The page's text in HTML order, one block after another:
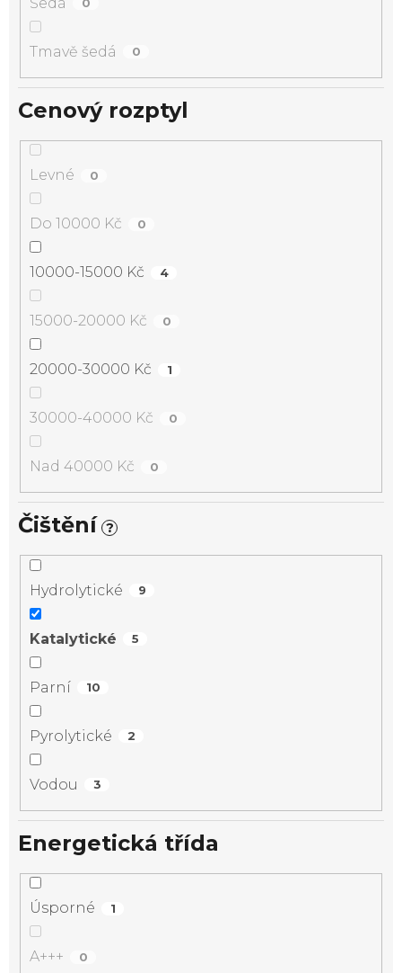
Tmavě šedá 0
Cenový rozptyl
Levné 0
Do 10000 Kč 0
10000-15000 Kč 4
15000-20000 Kč 0
20000-30000 Kč 1
30000-40000 Kč 0
Nad 40000 Kč 0
Čištění ?
Hydrolytické 9
Katalytické 5
Parní 10
Pyrolytické 2
Vodou 3
Energetická třída
Úsporné 1
A+++ 0